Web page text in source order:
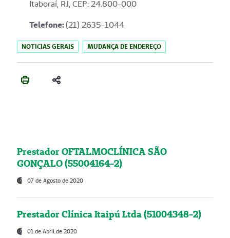
Itaboraí, RJ, CEP: 24.800-000
Telefone:(21) 2635-1044
NOTICIAS GERAIS MUDANÇA DE ENDEREÇO
Prestador OFTALMOCLÍNICA SÃO
GONÇALO (55004164-2)
07 de Agosto de 2020
Prestador Clínica Itaipú Ltda (51004348-2)
01 de Abril de 2020